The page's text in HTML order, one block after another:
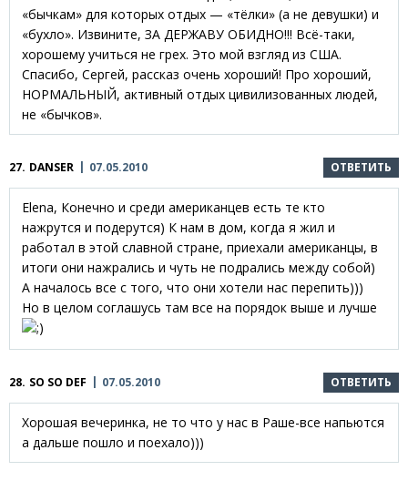
«бычкам» для которых отдых — «тёлки» (а не девушки) и
«бухло». Извините, ЗА ДЕРЖАВУ ОБИДНО!!! Всё-таки,
хорошему учиться не грех. Это мой взгляд из США.
Спасибо, Сергей, рассказ очень хороший! Про хороший,
НОРМАЛЬНЫЙ, активный отдых цивилизованных людей,
не «бычков».
27. DANSER 07.05.2010 ОТВЕТИТЬ
Elena, Конечно и среди американцев есть те кто
нажрутся и подерутся) К нам в дом, когда я жил и
работал в этой славной стране, приехали американцы, в
итоги они нажрались и чуть не подрались между собой)
А началось все с того, что они хотели нас перепить)))
Но в целом соглашусь там все на порядок выше и лучше
28. SO SO DEF 07.05.2010 ОТВЕТИТЬ
Хорошая вечеринка, не то что у нас в Раше-все напьются
а дальше пошло и поехало)))